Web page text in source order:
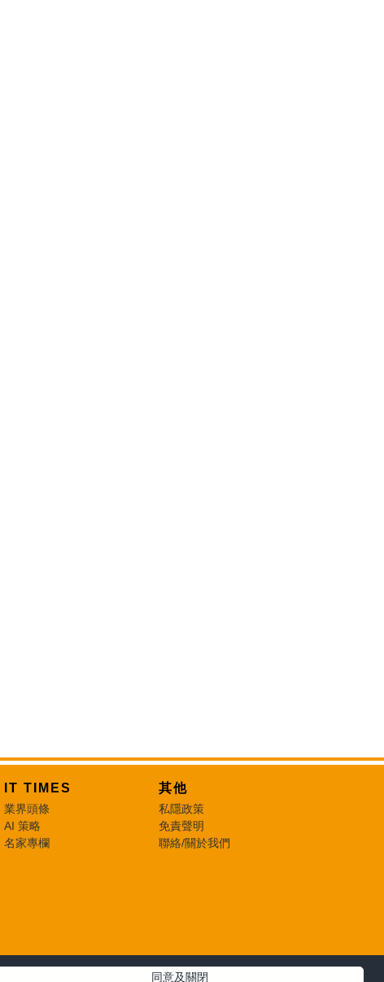
同意及關閉
IT TIMES
業界頭條
AI 策略
名家專欄
其他
私隱政策
免責聲明
聯絡/關於我們